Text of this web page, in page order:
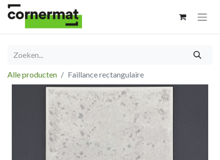
Alle producten Faillance rectangulaire